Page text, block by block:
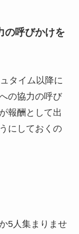
の呼びかけを
タイム以降に
の協力の呼び
報酬として出
にしておくの
5人集まりませ